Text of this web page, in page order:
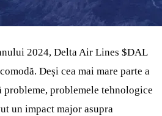
2024, Delta Air Lines $DAL
Deși cea mai mare parte a
problemele tehnologice
un impact major asupra